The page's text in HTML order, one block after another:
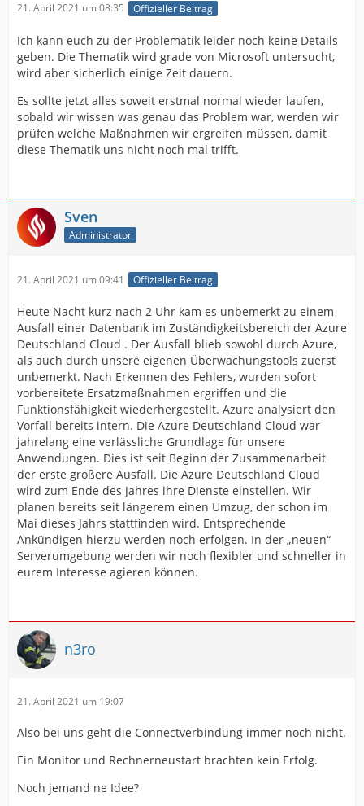
21. April 2021 um 08:35 Offizieller Beitrag
Ich kann euch zu der Problematik leider noch keine Details
geben. Die Thematik wird grade von Microsoft untersucht,
wird aber sicherlich einige Zeit dauern.
Es sollte jetzt alles soweit erstmal normal wieder laufen,
sobald wir wissen was genau das Problem war, werden wir
prüfen welche Maßnahmen wir ergreifen müssen, damit
diese Thematik uns nicht noch mal trifft.
Sven
Administrator
21. April 2021 um 09:41 Offizieller Beitrag
Heute Nacht kurz nach 2 Uhr kam es unbemerkt zu einem
Ausfall einer Datenbank im Zuständigkeitsbereich der Azure
Deutschland Cloud . Der Ausfall blieb sowohl durch Azure,
als auch durch unsere eigenen Überwachungstools zuerst
unbemerkt. Nach Erkennen des Fehlers, wurden sofort
vorbereitete Ersatzmaßnahmen ergriffen und die
Funktionsfähigkeit wiederhergestellt. Azure analysiert den
Vorfall bereits intern. Die Azure Deutschland Cloud war
jahrelang eine verlässliche Grundlage für unsere
Anwendungen. Dies ist seit Beginn der Zusammenarbeit
der erste größere Ausfall. Die Azure Deutschland Cloud
wird zum Ende des Jahres ihre Dienste einstellen. Wir
planen bereits seit längerem einen Umzug, der schon im
Mai dieses Jahrs stattfinden wird. Entsprechende
Ankündigen hierzu werden noch erfolgen. In der „neuen“
Serverumgebung werden wir noch flexibler und schneller in
eurem Interesse agieren können.
n3ro
21. April 2021 um 19:07
Also bei uns geht die Connectverbindung immer noch nicht.
Ein Monitor und Rechnerneustart brachten kein Erfolg.
Noch jemand ne Idee?